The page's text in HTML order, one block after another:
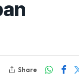
Share